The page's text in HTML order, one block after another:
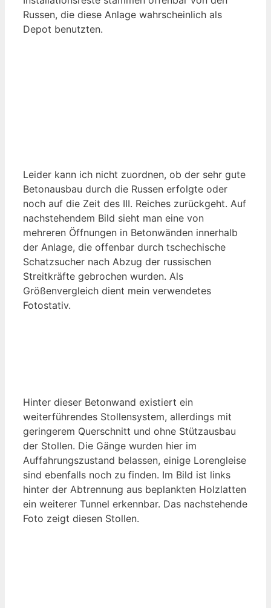
Russen, die diese Anlage wahrscheinlich als
Depot benutzten.
Leider kann ich nicht zuordnen, ob der sehr gute
Betonausbau durch die Russen erfolgte oder
noch auf die Zeit des III. Reiches zurückgeht. Auf
nachstehendem Bild sieht man eine von
mehreren Öffnungen in Betonwänden innerhalb
der Anlage, die offenbar durch tschechische
Schatzsucher nach Abzug der russischen
Streitkräfte gebrochen wurden. Als
Größenvergleich dient mein verwendetes
Fotostativ.
Hinter dieser Betonwand existiert ein
weiterführendes Stollensystem, allerdings mit
geringerem Querschnitt und ohne Stützausbau
der Stollen. Die Gänge wurden hier im
Auffahrungszustand belassen, einige Lorengleise
sind ebenfalls noch zu finden. Im Bild ist links
hinter der Abtrennung aus beplankten Holzlatten
ein weiterer Tunnel erkennbar. Das nachstehende
Foto zeigt diesen Stollen.